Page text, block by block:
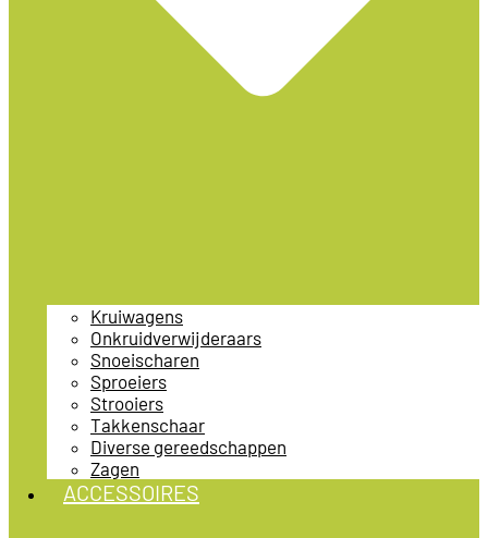
Kruiwagens
Onkruidverwijderaars
Snoeischaren
Sproeiers
Strooiers
Takkenschaar
Diverse gereedschappen
Zagen
ACCESSOIRES